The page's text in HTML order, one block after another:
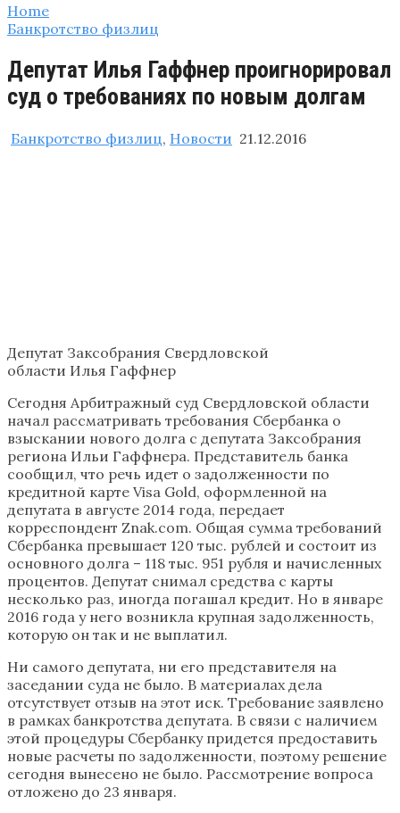
Home
Банкротство физлиц
Депутат Илья Гаффнер проигнорировал
суд о требованиях по новым долгам
Банкротство физлиц, Новости 21.12.2016
Депутат Заксобрания Свердловской
области Илья Гаффнер
Сегодня Арбитражный суд Свердловской области
начал рассматривать требования Сбербанка о
взыскании нового долга с депутата Заксобрания
региона Ильи Гаффнера. Представитель банка
сообщил, что речь идет о задолженности по
кредитной карте Visa Gold, оформленной на
депутата в августе 2014 года, передает
корреспондент Znak.com. Общая сумма требований
Сбербанка превышает 120 тыс. рублей и состоит из
основного долга – 118 тыс. 951 рубля и начисленных
процентов. Депутат снимал средства с карты
несколько раз, иногда погашал кредит. Но в январе
2016 года у него возникла крупная задолженность,
которую он так и не выплатил.
Ни самого депутата, ни его представителя на
заседании суда не было. В материалах дела
отсутствует отзыв на этот иск. Требование заявлено
в рамках банкротства депутата. В связи с наличием
этой процедуры Сбербанку придется предоставить
новые расчеты по задолженности, поэтому решение
сегодня вынесено не было. Рассмотрение вопроса
отложено до 23 января.